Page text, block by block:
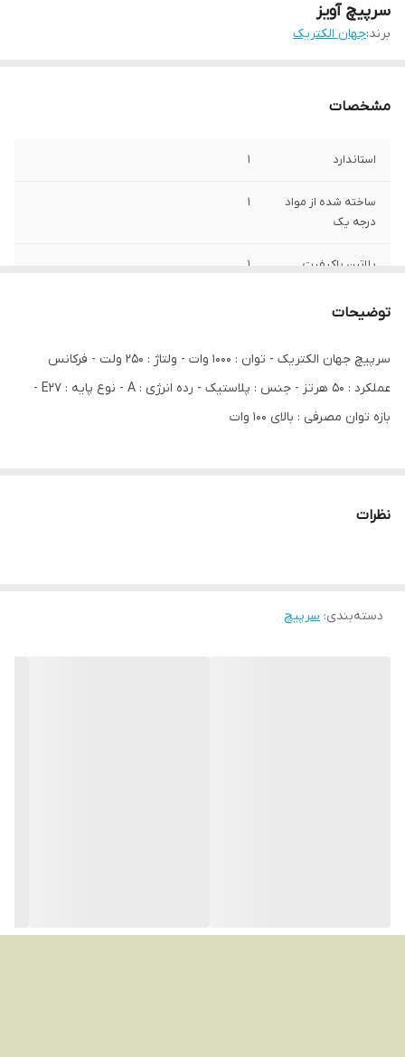
سرپیچ آویز
برند:جهان الکتریک
مشخصات
استاندارد 1
ساخته شده از مواد
درجه یک
1
پلاتین باکیفیت 1
توضیحات
سرپیچ جهان الکتریک - توان : 1000 وات - ولتاژ : 250 ولت - فرکانس
عملکرد : 50 هرتز - جنس : پلاستیک - رده انرژی : A - نوع پایه : E27 -
بازه توان مصرفی : بالای 100 وات
نظرات
دسته‌بندی: سرپیچ